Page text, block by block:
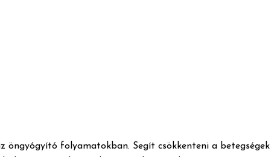
öngyógyító folyamatokban. Segít csökkenteni a betegségek